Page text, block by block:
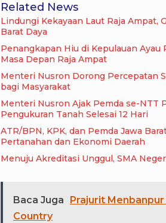
Related News
Lindungi Kekayaan Laut Raja Ampat,
Barat Daya
Penangkapan Hiu di Kepulauan
Masa Depan Raja Ampat
Menteri Nusron Dorong Percepatan
bagi Masyarakat
Menteri Nusron Ajak Pemda se-NTT
Pengukuran Tanah Selesai 12 Hari
ATR/BPN, KPK, dan Pemda Jawa
Pertanahan dan Ekonomi Daerah
Baca Juga
Prajurit
Country